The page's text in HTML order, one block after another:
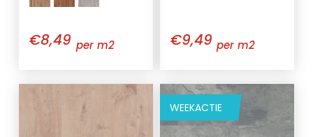
€8,49 per m2 €9,49 per m2
WEEKACTIE